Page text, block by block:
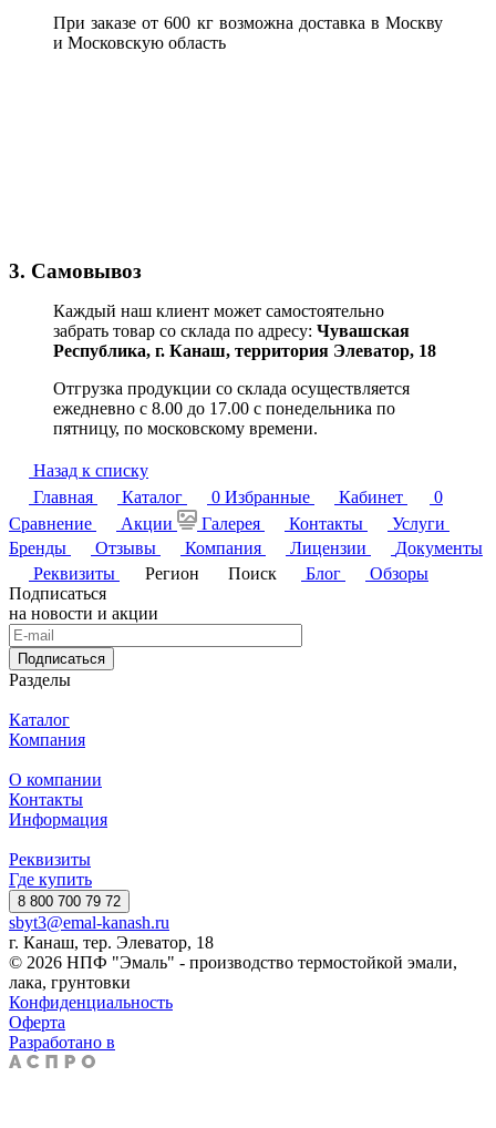
При заказе от 600 кг возможна доставка в Москву
и Московскую область
3. Самовывоз
Каждый наш клиент может самостоятельно
забрать товар со склада по адресу: Чувашская
Республика, г. Канаш, территория Элеватор, 18
Отгрузка продукции со склада осуществляется
ежедневно с 8.00 до 17.00 с понедельника по
пятницу, по московскому времени.
Назад к списку
Главная
Каталог 0 Избранные Кабинет
0
Сравнение
Акции Галерея Контакты
Услуги
Бренды
Отзывы Компания Лицензии
Документы
Реквизиты
Регион Поиск Блог
Обзоры
Подписаться
на новости и акции
Подписаться
Разделы
Каталог
Компания
О компании
Контакты
Информация
Реквизиты
Где купить
8 800 700 79 72
sbyt3@emal-kanash.ru
г. Канаш, тер. Элеватор, 18
© 2026 НПФ "Эмаль" - производство термостойкой эмали,
лака, грунтовки
Конфиденциальность
Оферта
Разработано в